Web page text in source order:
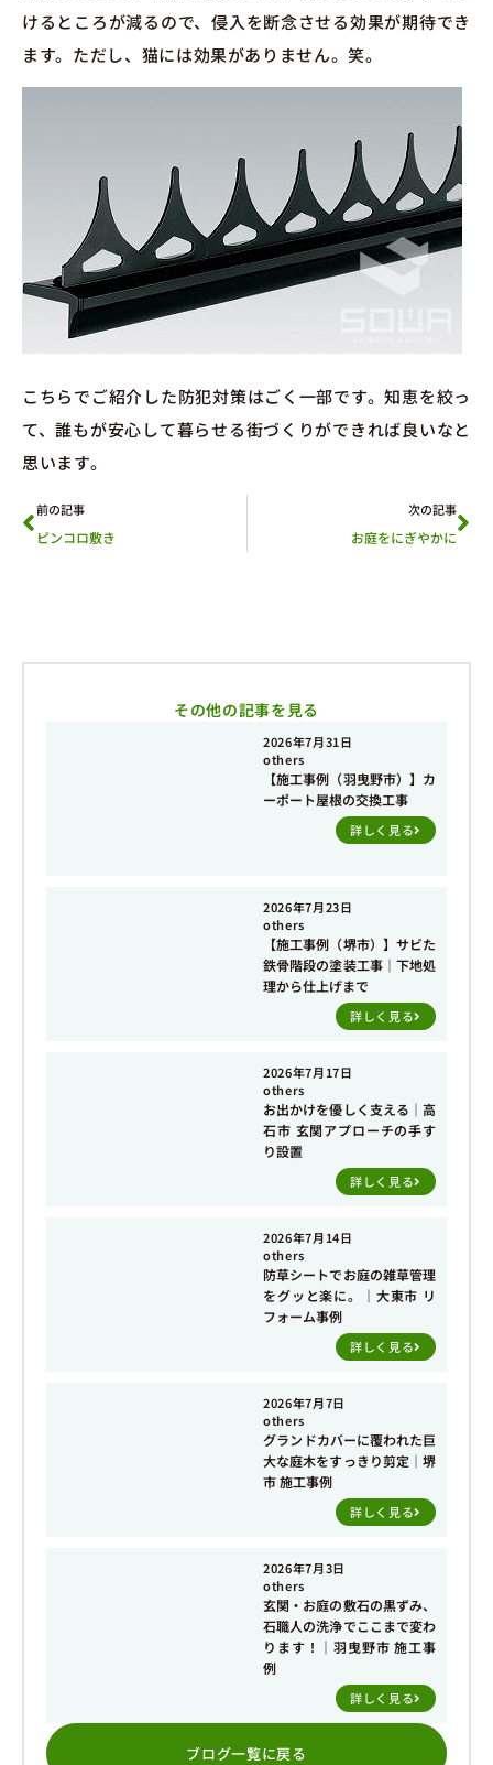
けるところが減るので、侵入を断念させる効果が期待でき
ます。ただし、猫には効果がありません。笑。
こちらでご紹介した防犯対策はごく一部です。知恵を絞っ
て、誰もが安心して暮らせる街づくりができれば良いなと
思います。
前の記事
ピンコロ敷き
次の記事
お庭をにぎやかに
その他の記事を見る
2026年7月31日
others
【施工事例（羽曳野市）】カ
ーポート屋根の交換工事
詳しく見る
2026年7月23日
others
【施工事例（堺市）】サビた
鉄骨階段の塗装工事｜下地処
理から仕上げまで
詳しく見る
2026年7月17日
others
お出かけを優しく支える｜高
石市 玄関アプローチの手す
り設置
詳しく見る
2026年7月14日
others
防草シートでお庭の雑草管理
をグッと楽に。｜大東市 リ
フォーム事例
詳しく見る
2026年7月7日
others
グランドカバーに覆われた巨
大な庭木をすっきり剪定｜堺
市 施工事例
詳しく見る
2026年7月3日
others
玄関・お庭の敷石の黒ずみ、
石職人の洗浄でここまで変わ
ります！｜羽曳野市 施工事
例
詳しく見る
ブログ一覧に戻る